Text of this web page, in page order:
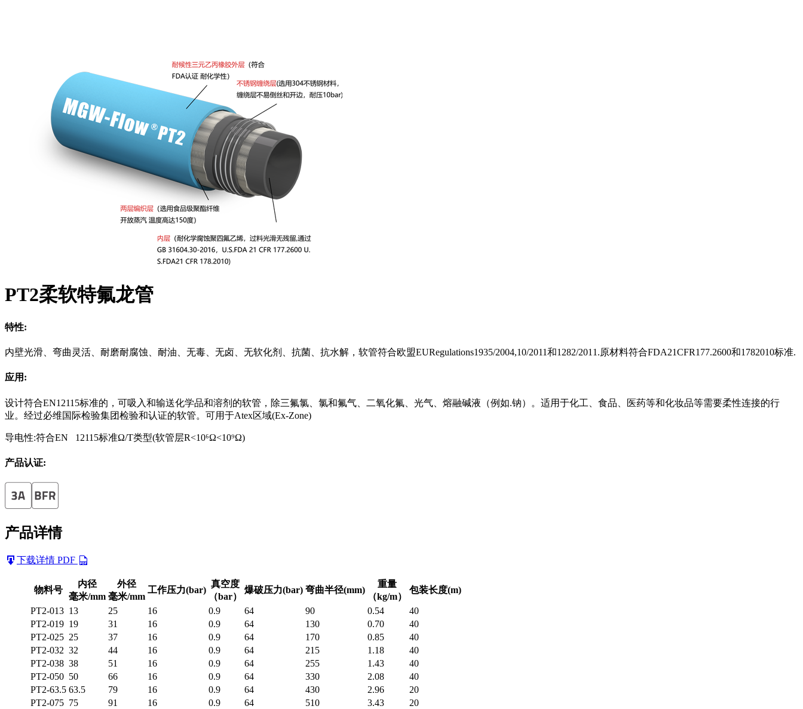
PT2柔软特氟龙管
特性:
内壁光滑、弯曲灵活、耐磨耐腐蚀、耐油、无毒、无卤、无软化剂、抗菌、抗水解，软管符合欧盟EURegulations1935/2004,10/2011和1282/2011.原材料符合FDA21CFR177.2600和1782010标准.
应用:
设计符合EN12115标准的，可吸入和输送化学品和溶剂的软管，除三氟氯、氯和氟气、二氧化氟、光气、熔融碱液（例如.钠）。适用于化工、食品、医药等和化妆品等需要柔性连接的行
业。经过必维国际检验集团检验和认证的软管。可用于Atex区域(Ex-Zone)
导电性:符合EN 12115标准Ω/T类型(软管层R<10⁶Ω<10⁹Ω)
产品认证:
产品详情
下载详情 PDF
物料号
内径
毫米/mm
外径
毫米/mm
工作压力(bar)
真空度
（bar）
爆破压力(bar) 弯曲半径(mm)
重量
（kg/m）
包装长度(m)
PT2-013 13 25 16 0.9 64 90 0.54
40
PT2-019 19 31 16 0.9 64 130 0.70
40
PT2-025 25 37 16 0.9 64 170 0.85
40
PT2-032 32 44 16 0.9 64 215 1.18
40
PT2-038 38 51 16 0.9 64 255 1.43
40
PT2-050 50 66 16 0.9 64 330 2.08
40
PT2-63.5 63.5 79 16 0.9 64 430 2.96
20
PT2-075 75 91 16 0.9 64 510 3.43
20